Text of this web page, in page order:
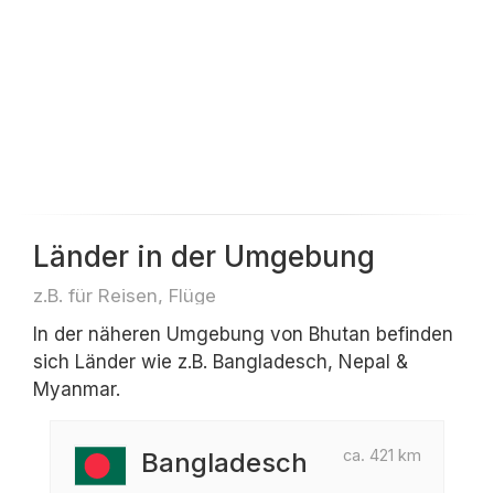
Länder in der Umgebung
z.B. für Reisen, Flüge
In der näheren Umgebung von Bhutan befinden
sich Länder wie z.B. Bangladesch, Nepal &
Myanmar.
ca. 421 km
Bangladesch